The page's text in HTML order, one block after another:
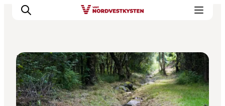
Urlaubsorte
Inspiration
Naturgebiete